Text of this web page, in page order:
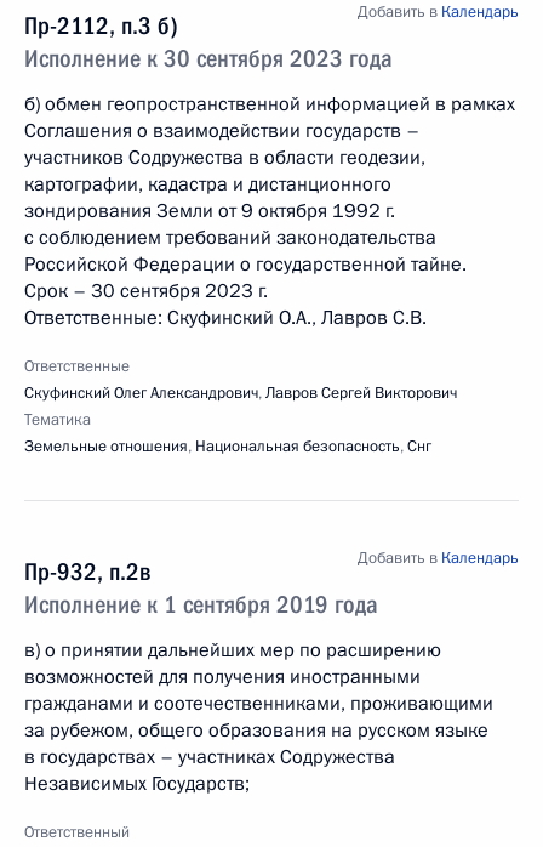
Пр-2112, п.3 б)
Исполнение к 30 сентября 2023 года
Добавить в Календарь
б) обмен геопространственной информацией в рамках
Соглашения о взаимодействии государств –
участников Содружества в области геодезии,
картографии, кадастра и дистанционного
зондирования Земли от 9 октября 1992 г.
с соблюдением требований законодательства
Российской Федерации о государственной тайне.
Срок – 30 сентября 2023 г.
Ответственные: Скуфинский О.А., Лавров С.В.
Ответственные
Скуфинский Олег Александрович,Лавров Сергей Викторович
Тематика
Земельные отношения, Национальная безопасность,Снг
Пр-932, п.2в
Исполнение к 1 сентября 2019 года
Добавить в Календарь
в) о принятии дальнейших мер по расширению
возможностей для получения иностранными
гражданами и соотечественниками, проживающими
за рубежом, общего образования на русском языке
в государствах – участниках Содружества
Независимых Государств;
Ответственный